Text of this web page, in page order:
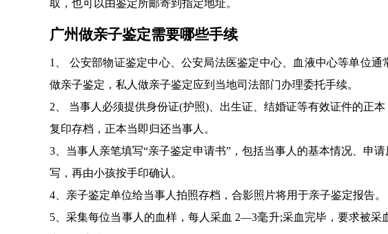
取，也可以由鉴定所邮寄到指定地址。
广州做亲子鉴定需要哪些手续
1、 公安部物证鉴定中心、公安局法医鉴定中心、血液中心等单位
做亲子鉴定，私人做亲子鉴定应到当地司法部门办理委托手续。
2、 当事人必须提供身份证(护照)、出生证、结婚证等有效证件的正
复印存档，正本当即归还当事人。
3、当事人亲笔填写“亲子鉴定申请书”，包括当事人的基本情况、申
写，再由小孩按手印确认。
4、亲子鉴定单位给当事人拍照存档，合影照片将用于亲子鉴定报告。
5、采集每位当事人的血样，每人采血 2—3毫升;采血完毕，要求被